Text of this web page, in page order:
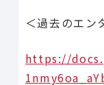
＜過去のエン
https://